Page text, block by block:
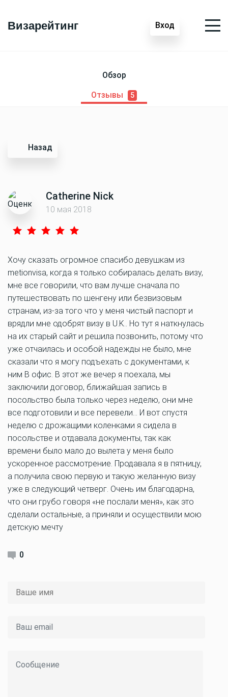
Визарейтинг Вход
Обзор
Отзывы 5
Назад
Catherine Nick
10 мая 2018
Хочу сказать огромное спасибо девушкам из
metionvisa, когда я только собиралась делать визу,
мне все говорили, что вам лучше сначала по
путешествовать по шенгену или безвизовым
странам, из-за того что у меня чистый паспорт и
врядли мне одобрят визу в U.K.. Но тут я наткнулась
на их старый сайт и решила позвонить, потому что
уже отчаилась и особой надежды не было, мне
сказали что я могу подъехать с документами, к
ним В офис. В этот же вечер я поехала, мы
заключили договор, ближайшая запись в
посольство была только через неделю, они мне
все подготовили и все перевели… И вот спустя
неделю с дрожащими коленками я сидела в
посольстве и отдавала документы, так как
времени было мало до вылета у меня было
ускоренное рассмотрение. Продавала я в пятницу,
а получила свою первую и такую желанную визу
уже в следующий четверг. Очень им благодарна,
что они грубо говоря «не послали меня», как это
сделали остальные, а приняли и осуществили мою
детскую мечту
0